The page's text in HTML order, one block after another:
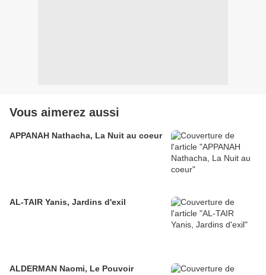
Vous aimerez aussi
APPANAH Nathacha, La Nuit au coeur
AL-TAIR Yanis, Jardins d'exil
ALDERMAN Naomi, Le Pouvoir